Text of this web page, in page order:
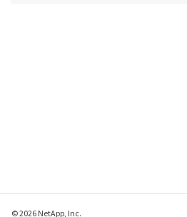
© 2026 NetApp, Inc.